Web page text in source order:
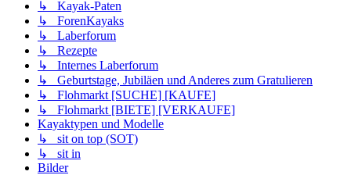
↳ Kayak-Paten
↳ ForenKayaks
↳ Laberforum
↳ Rezepte
↳ Internes Laberforum
↳ Geburtstage, Jubiläen und Anderes zum Gratulieren
↳ Flohmarkt [SUCHE] [KAUFE]
↳ Flohmarkt [BIETE] [VERKAUFE]
Kayaktypen und Modelle
↳ sit on top (SOT)
↳ sit in
Bilder